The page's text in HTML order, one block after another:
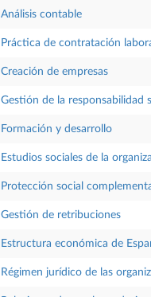
Análisis contable
Práctica de contratación
Creación de empresas
Gestión de la responsabilidad
Formación y desarrollo
Estudios sociales de la
Protección social
Gestión de retribuciones
Estructura económica de
Régimen jurídico de las